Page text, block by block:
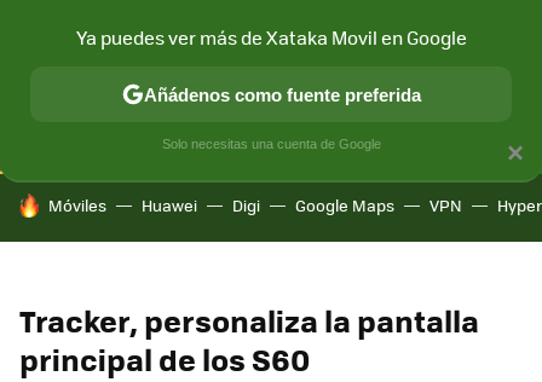
CONECTIVIDAD MÓVIL Y SOCIEDAD APLICACIONES
HOY SE HABLA DE
Móviles Huawei Digi Google Maps VPN
Tracker, personaliza la pantalla
principal de los S60
×
Ya puedes ver más de Xataka Movil en Google
Añádenos como fuente preferida
Solo necesitas una cuenta de Google